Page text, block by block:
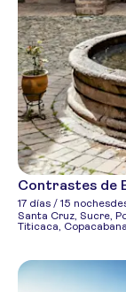
Contrastes de
17 días / 15 noches
Santa Cruz, Sucre,
Titicaca,